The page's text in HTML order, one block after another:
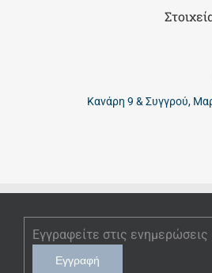
Κανάρη 9 & Συγγρού,
Εγγραφείτε στις ενημερώσεις
Εγγραφή